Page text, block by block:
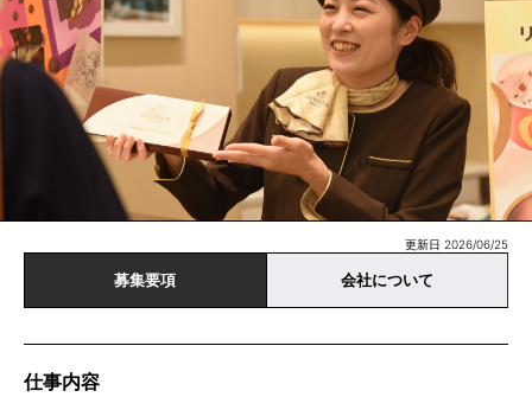
更新日 2026/06/25
募集要項 会社について
仕事内容